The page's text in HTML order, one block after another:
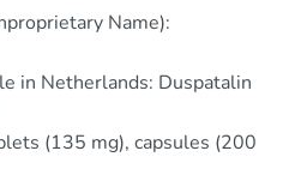
Name):
in Netherlands: Duspatalin
(135 mg), capsules (200